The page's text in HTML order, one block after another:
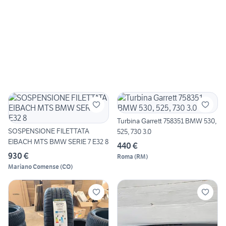
SOSPENSIONE FILETTATA
EIBACH MTS BMW SERIE 7 E32 8
930 €
Mariano Comense(CO)
Turbina Garrett 758351 BMW 530,
525, 730 3.0
440 €
Roma (RM)